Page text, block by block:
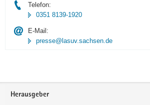
Telefon:
0351 8139-1920
E-Mail:
presse@lasuv.sachsen.de
Footer-
Herausgeber